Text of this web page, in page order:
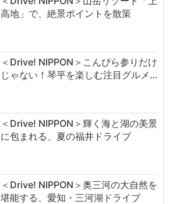
高地」で、絶景ポイントを散策
＜Drive! NIPPON＞こんぴら参りだけ
じゃない！琴平を楽しむ注目グルメ…
＜Drive! NIPPON＞輝く海と湖の美景
に包まれる、夏の福井ドライブ
＜Drive! NIPPON＞奥三河の大自然を
堪能する、愛知・三河湖ドライブ